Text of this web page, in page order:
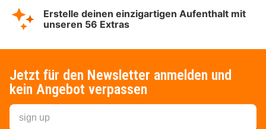
Erstelle deinen einzigartigen Aufenthalt mit
unseren 56 Extras
Jetzt für den Newsletter anmelden und
kein Angebot verpassen